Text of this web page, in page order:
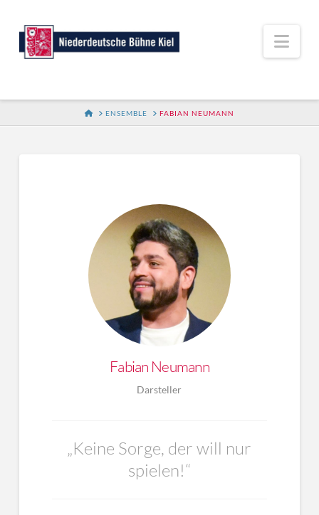
HOMEENSEMBLE FABIAN NEUMANN
Fabian Neumann
Darsteller
„Keine Sorge, der will nur
spielen!“